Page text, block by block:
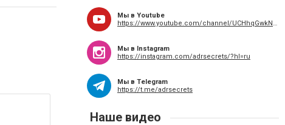
Мы в Youtube
https://www.youtube.com/channel/UCHhqGwkN4N_K1TYTS8V_Eiw
Мы в Instagram
https://instagram.com/adrsecrets/?hl=ru
Мы в Telegram
https://t.me/adrsecrets
Наше видео